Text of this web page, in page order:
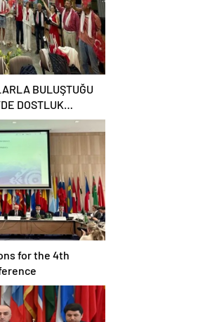
BULUŞTUĞU
DOSTLUK
for the 4th